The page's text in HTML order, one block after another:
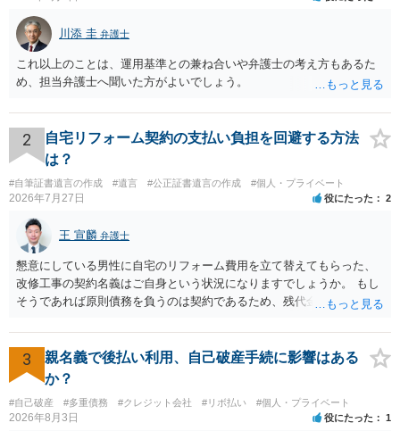
川添 圭 弁護士
これ以上のことは、運用基準との兼ね合いや弁護士の考え方もあるた
め、担当弁護士へ聞いた方がよいでしょう。
2
自宅リフォーム契約の支払い負担を回避する方法
は？
#自筆証書遺言の作成 #遺言 #公正証書遺言の作成 #個人・プライベート
2026年7月27日 役にたった 2
王 宣麟 弁護士
懇意にしている男性に自宅のリフォーム費用を立て替えてもらった、
改修工事の契約名義はご自身という状況になりますでしょうか。 もし
そうであれば原則債務を負うのは契約であるため、残代金を捻出して
ます。 入籍した場合でも、原則契約者が単独で全ての債務を負うこと
には変わりがありません。 なかなか対応に難しい案件であり、公開の
場でアドバイスを行うのも限界があるように思われますので、資料等
を持参のうえ個別に弁護士に相談されることをお勧めします。
3
親名義で後払い利用、自己破産手続に影響はある
か？
#自己破産 #多重債務 #クレジット会社 #リボ払い #個人・プライベート
2026年8月3日 役にたった 1